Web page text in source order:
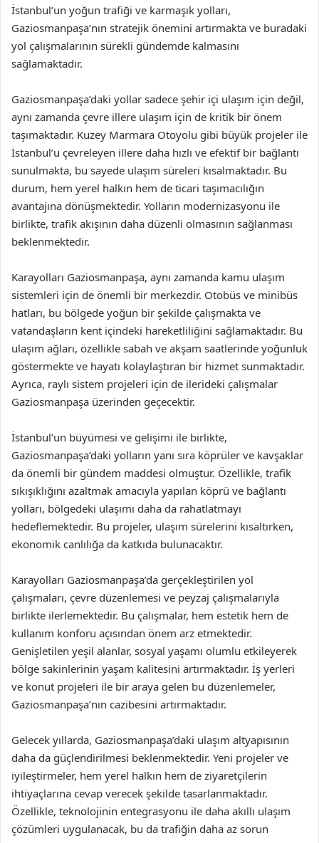
İstanbul’un yoğun trafiği ve karmaşık yolları,
Gaziosmanpaşa’nın stratejik önemini artırmakta ve buradaki
yol çalışmalarının sürekli gündemde kalmasını
sağlamaktadır.
Gaziosmanpaşa’daki yollar sadece şehir içi ulaşım için değil,
aynı zamanda çevre illere ulaşım için de kritik bir önem
taşımaktadır. Kuzey Marmara Otoyolu gibi büyük projeler ile
İstanbul’u çevreleyen illere daha hızlı ve efektif bir bağlantı
sunulmakta, bu sayede ulaşım süreleri kısalmaktadır. Bu
durum, hem yerel halkın hem de ticari taşımacılığın
avantajına dönüşmektedir. Yolların modernizasyonu ile
birlikte, trafik akışının daha düzenli olmasının sağlanması
beklenmektedir.
Karayolları Gaziosmanpaşa, aynı zamanda kamu ulaşım
sistemleri için de önemli bir merkezdir. Otobüs ve minibüs
hatları, bu bölgede yoğun bir şekilde çalışmakta ve
vatandaşların kent içindeki hareketliliğini sağlamaktadır. Bu
ulaşım ağları, özellikle sabah ve akşam saatlerinde yoğunluk
göstermekte ve hayatı kolaylaştıran bir hizmet sunmaktadır.
Ayrıca, raylı sistem projeleri için de ilerideki çalışmalar
Gaziosmanpaşa üzerinden geçecektir.
İstanbul’un büyümesi ve gelişimi ile birlikte,
Gaziosmanpaşa’daki yolların yanı sıra köprüler ve kavşaklar
da önemli bir gündem maddesi olmuştur. Özellikle, trafik
sıkışıklığını azaltmak amacıyla yapılan köprü ve bağlantı
yolları, bölgedeki ulaşımı daha da rahatlatmayı
hedeflemektedir. Bu projeler, ulaşım sürelerini kısaltırken,
ekonomik canlılığa da katkıda bulunacaktır.
Karayolları Gaziosmanpaşa’da gerçekleştirilen yol
çalışmaları, çevre düzenlemesi ve peyzaj çalışmalarıyla
birlikte ilerlemektedir. Bu çalışmalar, hem estetik hem de
kullanım konforu açısından önem arz etmektedir.
Genişletilen yeşil alanlar, sosyal yaşamı olumlu etkileyerek
bölge sakinlerinin yaşam kalitesini artırmaktadır. İş yerleri
ve konut projeleri ile bir araya gelen bu düzenlemeler,
Gaziosmanpaşa’nın cazibesini artırmaktadır.
Gelecek yıllarda, Gaziosmanpaşa’daki ulaşım altyapısının
daha da güçlendirilmesi beklenmektedir. Yeni projeler ve
iyileştirmeler, hem yerel halkın hem de ziyaretçilerin
ihtiyaçlarına cevap verecek şekilde tasarlanmaktadır.
Özellikle, teknolojinin entegrasyonu ile daha akıllı ulaşım
çözümleri uygulanacak, bu da trafiğin daha az sorun